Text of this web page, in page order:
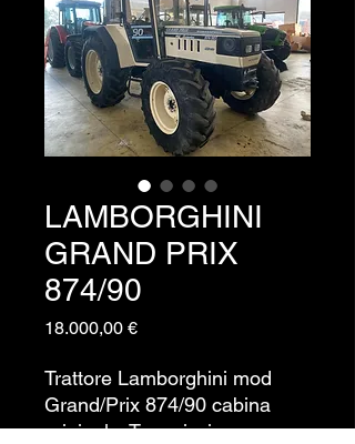
LAMBORGHINI
GRAND PRIX
874/90
18.000,00 €Prezzo
Trattore Lamborghini mod
Grand/Prix 874/90 cabina
originale. Trasmissione